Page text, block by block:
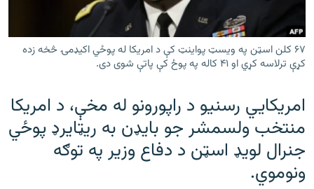
Gandhara
د ازادې اروپا راډیو ټولې ووبپاڼې
۶۷ کلن اسټن په ویسټ پواینټ کې د امریکا له پوځي اکیډمۍ څخه زده
کړې ترلاسه کړي او ۴۱ کاله په پوځ کې پاتې شوی دی.
امریکايي رسنیو د راپورونو له مخې، د امریکا
منتخب ولسمشر جو بایډن به ریټایرډ پوځي
جنرال لویډ اسټن د دفاع وزیر په توګه
ونوموي.